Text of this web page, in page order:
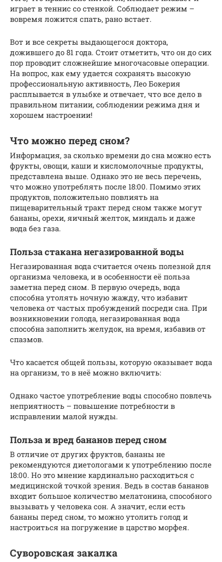
играет в теннис со стенкой. Соблюдает режим –
вовремя ложится спать, рано встает.
Вот и все секреты выдающегося доктора,
дожившего до 81 года. Стоит отметить, что он до сих
пор проводит сложнейшие многочасовые операции.
На вопрос, как ему удается сохранять высокую
профессиональную активность, Лео Бокерия
расплывается в улыбке и отвечает, что все дело в
правильном питании, соблюдении режима дня и
хорошем настроении!
Что можно перед сном?
Информация, за сколько времени до сна можно есть
фрукты, овощи, каши и кисломолочные продукты,
представлена выше. Однако это не весь перечень,
что можно употреблять после 18:00. Помимо этих
продуктов, положительно повлиять на
пищеварительный тракт перед сном также могут
бананы, орехи, яичный желток, миндаль и даже
вода без газа.
Польза стакана негазированной воды
Негазированная вода считается очень полезной для
организма человека, и в особенности её польза
заметна перед сном. В первую очередь, вода
способна утолять ночную жажду, что избавит
человека от частых пробуждений посреди сна. При
возникновении голода, негазированная вода
способна заполнить желудок, на время, избавив от
спазмов.
Что касается общей пользы, которую оказывает вода
на организм, то в неё можно включить:
Однако частое употребление воды способно повлечь
неприятность – повышение потребности в
исправлении малой нужды.
Польза и вред бананов перед сном
В отличие от других фруктов, бананы не
рекомендуются диетологами к употреблению после
18:00. Но это мнение кардинально расходиться с
медицинской точкой зрения. Ведь в состав бананов
входит большое количество мелатонина, способного
вызывать у человека сон. А значит, если есть
бананы перед сном, то можно утолить голод и
настроиться на погружение в царство морфея.
Суворовская закалка